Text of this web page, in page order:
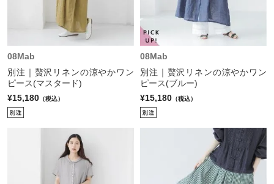
08Mab
別注｜贅沢リネンの涼やかワン
ピース(マスタード)
¥15,180 （税込）
08Mab
別注｜贅沢リネンの涼やかワン
ピース(ブルー)
¥15,180 （税込）